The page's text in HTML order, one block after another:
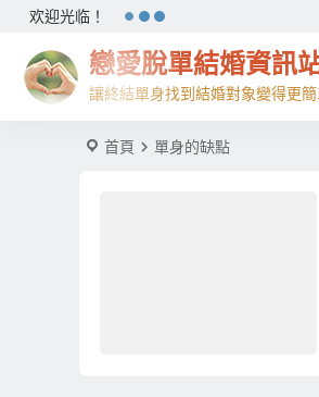
欢迎光临！
戀愛脫單結婚資訊
讓終結單身找到結婚對象變得更簡
首頁 單身的缺點